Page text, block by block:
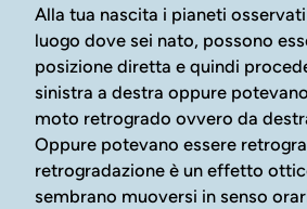
Alla tua nascita i pianeti
luogo dove sei nato, possono
posizione diretta e quindi
sinistra a destra oppure
moto retrogrado ovvero da
Oppure potevano essere
retrogradazione è un effetto
sembrano muoversi in senso